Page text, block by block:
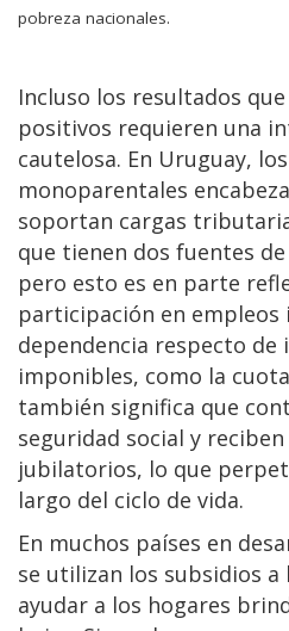
pobreza nacionales.
Incluso los resultados
positivos requieren una
cautelosa. En Uruguay,
monoparentales
soportan cargas
que tienen dos fuentes
pero esto es en parte
participación en empleos
dependencia respecto de
imponibles, como la
también significa que
seguridad social y
jubilatorios, lo que
largo del ciclo de vida.
En muchos países en
se utilizan los subsidios a
ayudar a los hogares